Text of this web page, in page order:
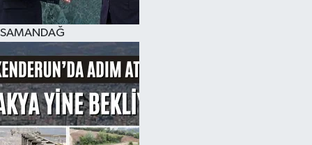
SAMANDAĞ